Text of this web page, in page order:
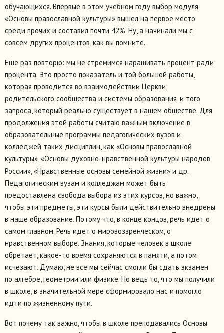
обучающихся. Впервые в этом учебном году выбор модуля
«Основы православной культуры» вышел на первое место
среди прочих и составил почти 42%. Ну, а начинали мы с
совсем других процентов, как вы помните.
Еще раз повторю: мы не стремимся наращивать процент ради
процента. Это просто показатель и той большой работы,
которая проводится во взаимодействии Церкви,
родительского сообщества и системы образования, и того
запроса, который реально существует в нашем обществе. Для
продолжения этой работы считаю важным включение в
образовательные программы педагогических вузов и
колледжей таких дисциплин, как «Основы православной
культуры», «Основы духовно-нравственной культуры народов
России», «Нравственные основы семейной жизни» и др.
Педагогическим вузам и колледжам может быть
предоставлена свобода выбора из этих курсов, но важно,
чтобы эти предметы, эти курсы были действительно внедрены
в наше образование. Потому что, в конце концов, речь идет о
самом главном. Речь идет о мировоззренческом, о
нравственном выборе. Знания, которые человек в школе
обретает, какое-то время сохраняются в памяти, а потом
исчезают. Думаю, не все мы сейчас смогли бы сдать экзамен
по алгебре, геометрии или физике. Но ведь то, что мы получили
в школе, в значительной мере сформировало нас и помогло
идти по жизненному пути.
Вот почему так важно, чтобы в школе преподавались Основы